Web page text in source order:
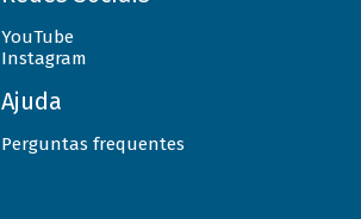
YouTube
Instagram
Ajuda
Perguntas frequentes